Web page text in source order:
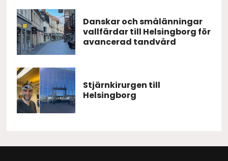
Danskar och smålänningar
vallfärdar till Helsingborg för
avancerad tandvård
Stjärnkirurgen till
Helsingborg